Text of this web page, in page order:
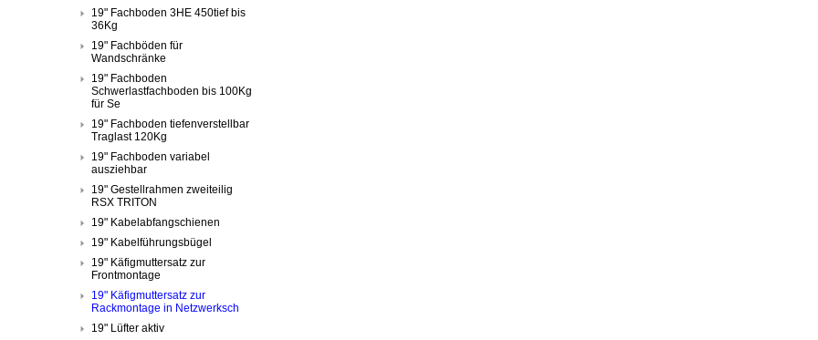
19" Fachboden 3HE 450tief bis
36Kg
19" Fachböden für
Wandschränke
19" Fachboden
Schwerlastfachboden bis 100Kg
für Se
19" Fachboden tiefenverstellbar
Traglast 120Kg
19" Fachboden variabel
ausziehbar
19" Gestellrahmen zweiteilig
RSX TRITON
19" Kabelabfangschienen
19" Kabelführungsbügel
19" Käfigmuttersatz zur
Frontmontage
19" Käfigmuttersatz zur
Rackmontage in Netzwerksch
19" Lüfter aktiv